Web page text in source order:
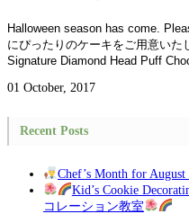
Halloween season has come.
にぴったりのケーキをご用意い
Signature Diamond Head Puff
01 October, 2017
Recent Posts
Chef’s Month for
Kid’s Cookie
コレーション教室